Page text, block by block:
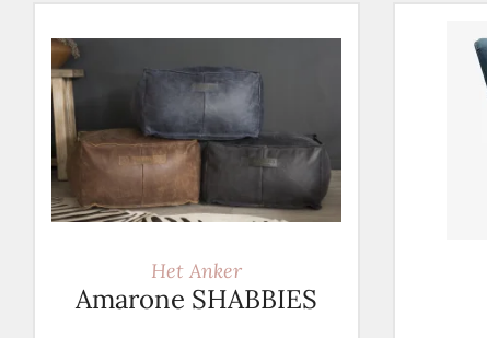
Het Anker
Amarone SHABBIES